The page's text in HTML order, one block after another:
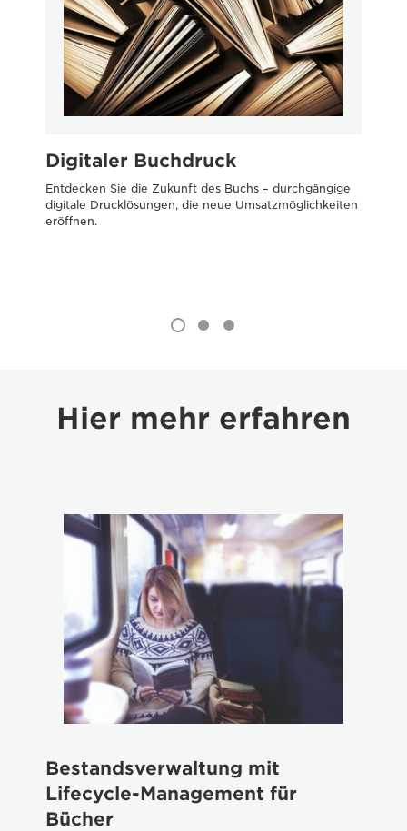
Digitaler Buchdruck
Entdecken Sie die Zukunft des Buchs – durchgängige
digitale Drucklösungen, die neue Umsatzmöglichkeiten
eröffnen.
Hier mehr erfahren
Bestandsverwaltung mit
Lifecycle-Management für
Bücher